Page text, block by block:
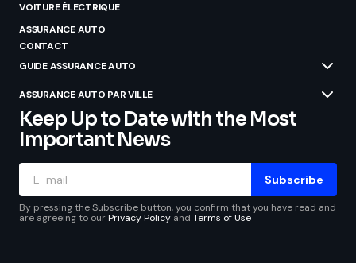
VOITURE ÉLECTRIQUE
ASSURANCE AUTO
CONTACT
GUIDE ASSURANCE AUTO
ASSURANCE AUTO PAR VILLE
Keep Up to Date with the Most
Important News
Subscribe
By pressing the Subscribe button, you confirm that you have read and
are agreeing to ourPrivacy Policy and Terms of Use